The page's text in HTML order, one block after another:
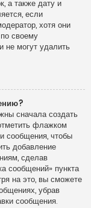
а также дату и
если
хотя они
своему
не могут удалить
сначала создать
флажком
сообщения, чтобы
добавление
сделав
сообщений» пункта
на это, вы сможете
убрав
сообщения.